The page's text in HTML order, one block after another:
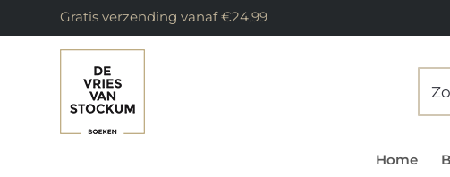
Gratis verzending vanaf €24,99
Home